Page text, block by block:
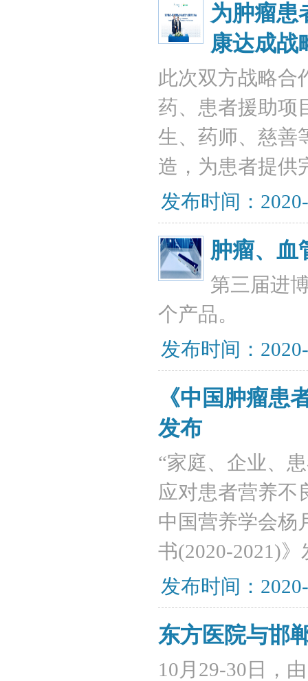
为肿瘤患
康达成战
此次双方战略合
药、患者援助项
生、药师、慈善
造，为患者提供
发布时间：
肿瘤、血
第三届进
个产品。
发布时间：
《中国肿瘤患
发布
“家庭、企业、
应对患者营养不
中国营养学会杨
书(2020-2021)
发布时间：
东方医院与邯
10月29-30日，